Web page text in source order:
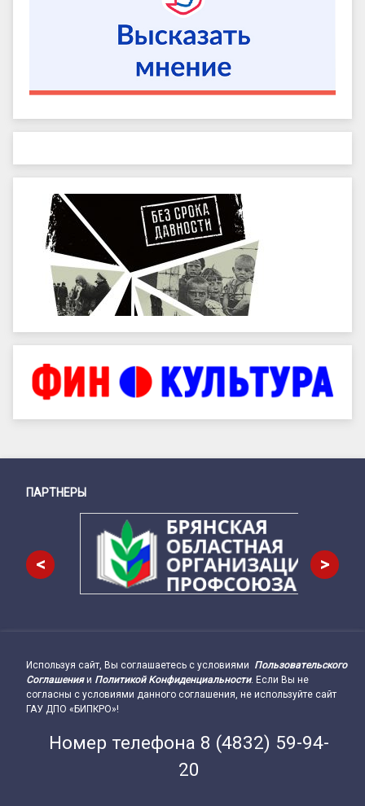
Снизу
ПАРТНЕРЫ
< >
Подвал сайта → влево
Используя сайт, Вы соглашаетесь с условиями Пользовательского
Соглашенияи Политикой Конфиденциальности. Если Вы не
согласны с условиями данного соглашения, не используйте сайт
ГАУ ДПО «БИПКРО»!
Номер телефона 8 (4832) 59-94-
20